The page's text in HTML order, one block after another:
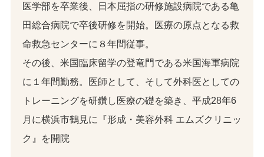
医学部を卒業後、日本屈指の研修施設病院である亀
田総合病院で卒後研修を開始。医療の原点となる救
命救急センターに８年間従事。
その後、米国臨床留学の登竜門である米国海軍病院
に１年間勤務。医師として、そして外科医としての
トレーニングを研鑽し医療の礎を築き、平成28年6
月に横浜市鶴見に『形成・美容外科 エムズクリニッ
ク』を開院